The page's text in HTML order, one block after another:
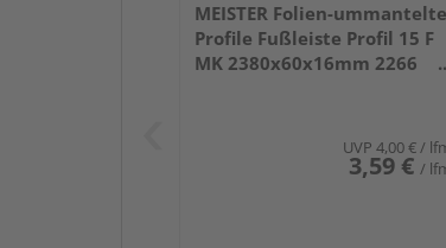
MEISTER Folien-ummantelte
Profile Fußleiste Profil 15 F
MK 2380x60x16mm 2266
UVP 4,00 €/
3,59 € /